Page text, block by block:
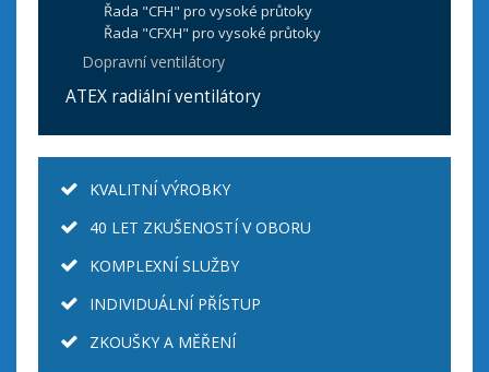
Řada "CFH" pro vysoké průtoky
Řada "CFXH" pro vysoké průtoky
Dopravní ventilátory
ATEX radiální ventilátory
KVALITNÍ VÝROBKY
40 LET ZKUŠENOSTÍ V OBORU
KOMPLEXNÍ SLUŽBY
INDIVIDUÁLNÍ PŘÍSTUP
ZKOUŠKY A MĚŘENÍ